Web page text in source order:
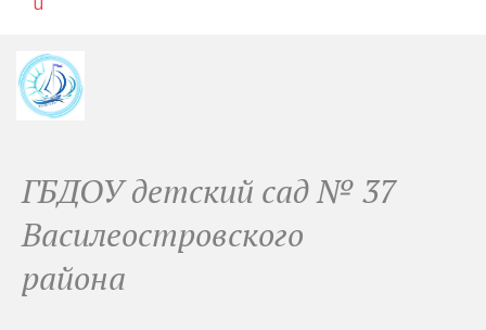
ГБДОУ детский сад № 37
Василеостровского
района